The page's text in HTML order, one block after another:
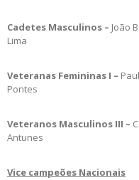
Cadetes Masculinos – João
Lima
Veteranas Femininas I –
Pontes
Veteranos Masculinos III –
Antunes
Vice campeões Nacionais